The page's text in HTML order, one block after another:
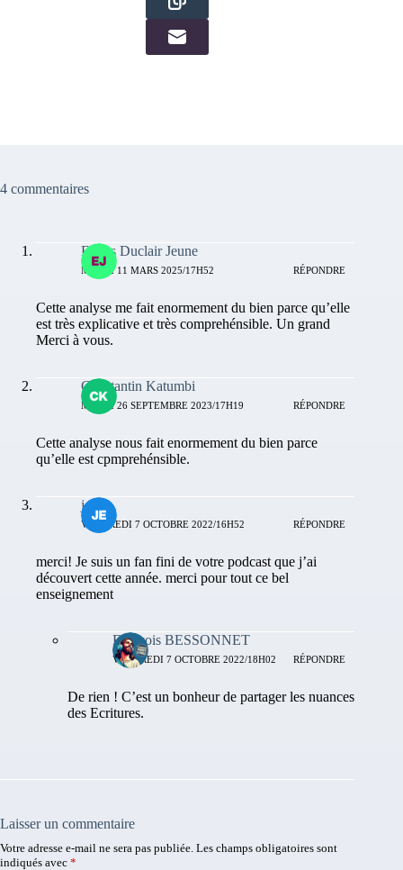
4 commentaires
Edriss Duclair Jeune
MARDI 11 MARS 2025/17H52 RÉPONDRE
Cette analyse me fait enormement du bien parce qu’elle
est très explicative et très comprehénsible. Un grand
Merci à vous.
Constantin Katumbi
MARDI 26 SEPTEMBRE 2023/17H19 RÉPONDRE
Cette analyse nous fait enormement du bien parce
qu’elle est cpmprehénsible.
jean
VENDREDI 7 OCTOBRE 2022/16H52 RÉPONDRE
merci! Je suis un fan fini de votre podcast que j’ai
découvert cette année. merci pour tout ce bel
enseignement
François BESSONNET
VENDREDI 7 OCTOBRE 2022/18H02 RÉPONDRE
De rien ! C’est un bonheur de partager les nuances
des Ecritures.
Laisser un commentaire
Votre adresse e-mail ne sera pas publiée. Les champs obligatoires sont
indiqués avec *